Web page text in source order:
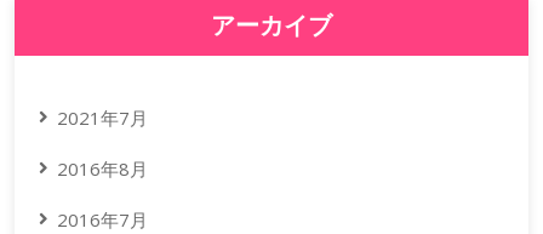
アーカイブ
2021年7月
2016年8月
2016年7月